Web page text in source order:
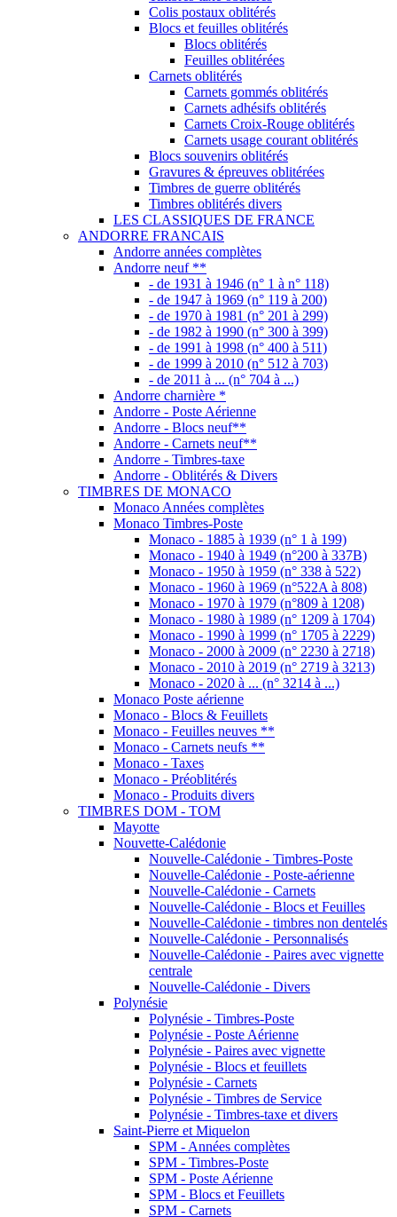
Colis postaux oblitérés
Blocs et feuilles oblitérés
Blocs oblitérés
Feuilles oblitérées
Carnets oblitérés
Carnets gommés oblitérés
Carnets adhésifs oblitérés
Carnets Croix-Rouge oblitérés
Carnets usage courant oblitérés
Blocs souvenirs oblitérés
Gravures & épreuves oblitérées
Timbres de guerre oblitérés
Timbres oblitérés divers
LES CLASSIQUES DE FRANCE
ANDORRE FRANCAIS
Andorre années complètes
Andorre neuf **
- de 1931 à 1946 (n° 1 à n° 118)
- de 1947 à 1969 (n° 119 à 200)
- de 1970 à 1981 (n° 201 à 299)
- de 1982 à 1990 (n° 300 à 399)
- de 1991 à 1998 (n° 400 à 511)
- de 1999 à 2010 (n° 512 à 703)
- de 2011 à ... (n° 704 à ...)
Andorre charnière *
Andorre - Poste Aérienne
Andorre - Blocs neuf**
Andorre - Carnets neuf**
Andorre - Timbres-taxe
Andorre - Oblitérés & Divers
TIMBRES DE MONACO
Monaco Années complètes
Monaco Timbres-Poste
Monaco - 1885 à 1939 (n° 1 à 199)
Monaco - 1940 à 1949 (n°200 à 337B)
Monaco - 1950 à 1959 (n° 338 à 522)
Monaco - 1960 à 1969 (n°522A à 808)
Monaco - 1970 à 1979 (n°809 à 1208)
Monaco - 1980 à 1989 (n° 1209 à 1704)
Monaco - 1990 à 1999 (n° 1705 à 2229)
Monaco - 2000 à 2009 (n° 2230 à 2718)
Monaco - 2010 à 2019 (n° 2719 à 3213)
Monaco - 2020 à ... (n° 3214 à ...)
Monaco Poste aérienne
Monaco - Blocs & Feuillets
Monaco - Feuilles neuves **
Monaco - Carnets neufs **
Monaco - Taxes
Monaco - Préoblitérés
Monaco - Produits divers
TIMBRES DOM - TOM
Mayotte
Nouvette-Calédonie
Nouvelle-Calédonie - Timbres-Poste
Nouvelle-Calédonie - Poste-aérienne
Nouvelle-Calédonie - Carnets
Nouvelle-Calédonie - Blocs et Feuilles
Nouvelle-Calédonie - timbres non dentelés
Nouvelle-Calédonie - Personnalisés
Nouvelle-Calédonie - Paires avec vignette
centrale
Nouvelle-Calédonie - Divers
Polynésie
Polynésie - Timbres-Poste
Polynésie - Poste Aérienne
Polynésie - Paires avec vignette
Polynésie - Blocs et feuillets
Polynésie - Carnets
Polynésie - Timbres de Service
Polynésie - Timbres-taxe et divers
Saint-Pierre et Miquelon
SPM - Années complètes
SPM - Timbres-Poste
SPM - Poste Aérienne
SPM - Blocs et Feuillets
SPM - Carnets